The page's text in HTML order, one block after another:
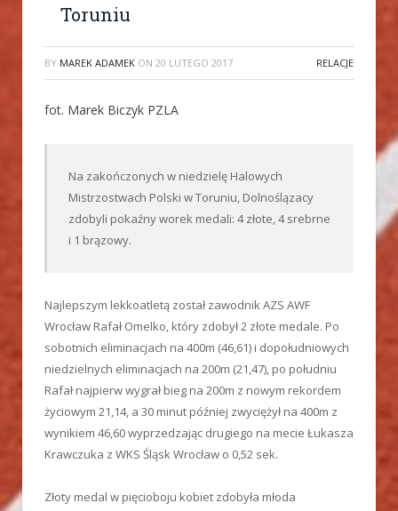
Toruniu
BY MAREK ADAMEK ON 20 LUTEGO 2017 RELACJE
fot. Marek Biczyk PZLA
Na zakończonych w niedzielę Halowych
Mistrzostwach Polski w Toruniu, Dolnoślązacy
zdobyli pokaźny worek medali: 4 złote, 4 srebrne
i 1 brązowy.
Najlepszym lekkoatletą został zawodnik AZS AWF
Wrocław Rafał Omelko, który zdobył 2 złote medale. Po
sobotnich eliminacjach na 400m (46,61) i dopołudniowych
niedzielnych eliminacjach na 200m (21,47), po południu
Rafał najpierw wygrał bieg na 200m z nowym rekordem
życiowym 21,14, a 30 minut później zwyciężył na 400m z
wynikiem 46,60 wyprzedzając drugiego na mecie Łukasza
Krawczuka z WKS Śląsk Wrocław o 0,52 sek.
Złoty medal w pięcioboju kobiet zdobyła młoda